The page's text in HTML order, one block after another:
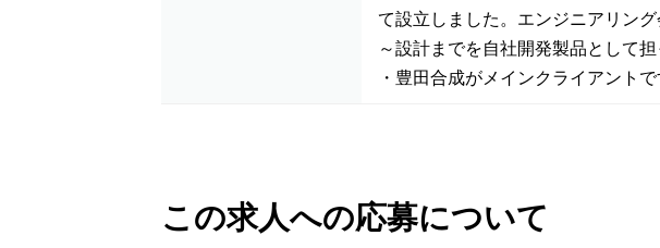
て設立しました。エンジニアリン
～設計までを自社開発製品として担
・豊田合成がメインクライアントで
この求人への応募について